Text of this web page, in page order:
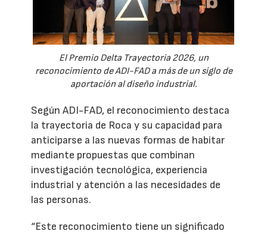
El Premio Delta Trayectoria 2026, un
reconocimiento de ADI-FAD a más de un siglo de
aportación al diseño industrial.
Según ADI-FAD, el reconocimiento destaca
la trayectoria de Roca y su capacidad para
anticiparse a las nuevas formas de habitar
mediante propuestas que combinan
investigación tecnológica, experiencia
industrial y atención a las necesidades de
las personas.
“Este reconocimiento tiene un significado